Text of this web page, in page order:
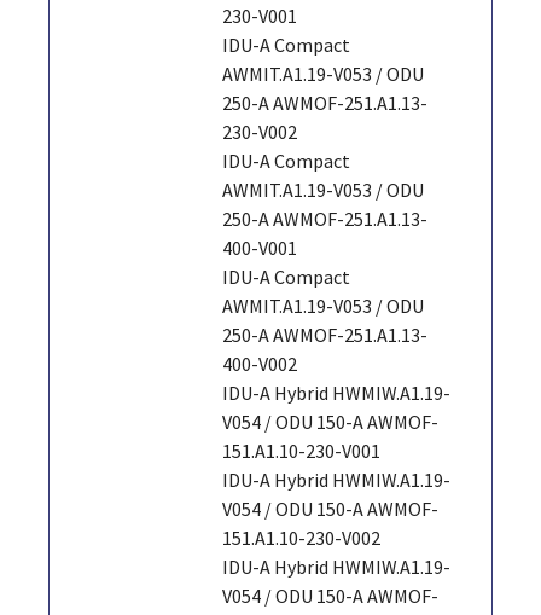
230-V001
IDU-A Compact
AWMIT.A1.19-V053 / ODU
250-A AWMOF-251.A1.13-
230-V002
IDU-A Compact
AWMIT.A1.19-V053 / ODU
250-A AWMOF-251.A1.13-
400-V001
IDU-A Compact
AWMIT.A1.19-V053 / ODU
250-A AWMOF-251.A1.13-
400-V002
IDU-A Hybrid HWMIW.A1.19-
V054 / ODU 150-A AWMOF-
151.A1.10-230-V001
IDU-A Hybrid HWMIW.A1.19-
V054 / ODU 150-A AWMOF-
151.A1.10-230-V002
IDU-A Hybrid HWMIW.A1.19-
V054 / ODU 150-A AWMOF-